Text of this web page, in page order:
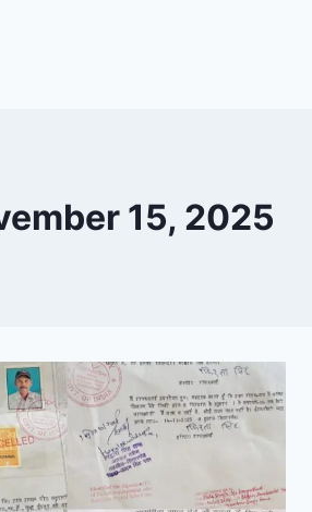
15, 2025